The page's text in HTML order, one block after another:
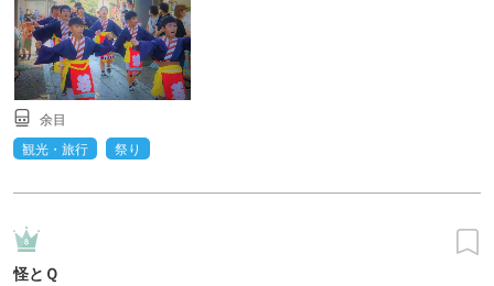
余目
観光・旅行
祭り
怪とＱ